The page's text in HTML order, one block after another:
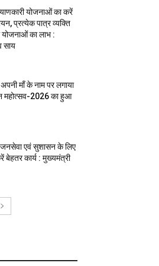
योजनाओं का करें
प्रत्येक पात्र व्यक्ति
योजनाओं का लाभ :
साय
माँ के नाम पर लगाया
महोत्सव-2026 का हुआ
जनसेवा एवं सुशासन के लिए
बेहतर कार्य : मुख्यमंत्री